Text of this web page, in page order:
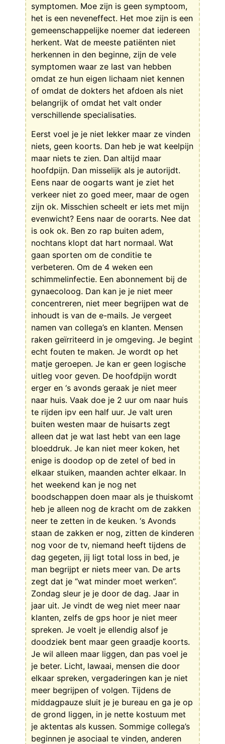
symptomen. Moe zijn is geen symptoom,
het is een neveneffect. Het moe zijn is een
gemeenschappelijke noemer dat iedereen
herkent. Wat de meeste patiënten niet
herkennen in den beginne, zijn de vele
symptomen waar ze last van hebben
omdat ze hun eigen lichaam niet kennen
of omdat de dokters het afdoen als niet
belangrijk of omdat het valt onder
verschillende specialisaties.
Eerst voel je je niet lekker maar ze vinden
niets, geen koorts. Dan heb je wat keelpijn
maar niets te zien. Dan altijd maar
hoofdpijn. Dan misselijk als je autorijdt.
Eens naar de oogarts want je ziet het
verkeer niet zo goed meer, maar de ogen
zijn ok. Misschien scheelt er iets met mijn
evenwicht? Eens naar de oorarts. Nee dat
is ook ok. Ben zo rap buiten adem,
nochtans klopt dat hart normaal. Wat
gaan sporten om de conditie te
verbeteren. Om de 4 weken een
schimmelinfectie. Een abonnement bij de
gynaecoloog. Dan kan je je niet meer
concentreren, niet meer begrijpen wat de
inhoudt is van de e-mails. Je vergeet
namen van collega’s en klanten. Mensen
raken geïrriteerd in je omgeving. Je begint
echt fouten te maken. Je wordt op het
matje geroepen. Je kan er geen logische
uitleg voor geven. De hoofdpijn wordt
erger en ‘s avonds geraak je niet meer
naar huis. Vaak doe je 2 uur om naar huis
te rijden ipv een half uur. Je valt uren
buiten westen maar de huisarts zegt
alleen dat je wat last hebt van een lage
bloeddruk. Je kan niet meer koken, het
enige is doodop op de zetel of bed in
elkaar stuiken, maanden achter elkaar. In
het weekend kan je nog net
boodschappen doen maar als je thuiskomt
heb je alleen nog de kracht om de zakken
neer te zetten in de keuken. ‘s Avonds
staan de zakken er nog, zitten de kinderen
nog voor de tv, niemand heeft tijdens de
dag gegeten, jij ligt total loss in bed, je
man begrijpt er niets meer van. De arts
zegt dat je “wat minder moet werken”.
Zondag sleur je je door de dag. Jaar in
jaar uit. Je vindt de weg niet meer naar
klanten, zelfs de gps hoor je niet meer
spreken. Je voelt je ellendig alsof je
doodziek bent maar geen graadje koorts.
Je wil alleen maar liggen, dan pas voel je
je beter. Licht, lawaai, mensen die door
elkaar spreken, vergaderingen kan je niet
meer begrijpen of volgen. Tijdens de
middagpauze sluit je je bureau en ga je op
de grond liggen, in je nette kostuum met
je aktentas als kussen. Sommige collega’s
beginnen je asociaal te vinden, anderen